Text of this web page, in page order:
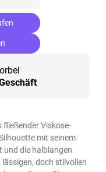
fließender Viskose-
mit seinem
und die halblangen
doch stilvollen